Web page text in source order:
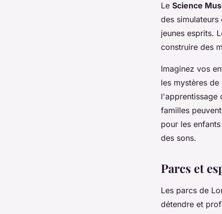
Le Science
des
jeunes esprits.
construire des
Imaginez vos
les mystères
l'apprentissage
familles
pour les
des sons.
Parcs et
Les parcs de
détendre et